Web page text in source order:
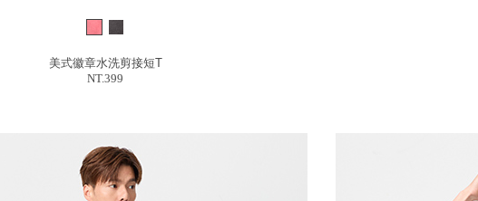
美式徽章水洗剪接短T
NT.399